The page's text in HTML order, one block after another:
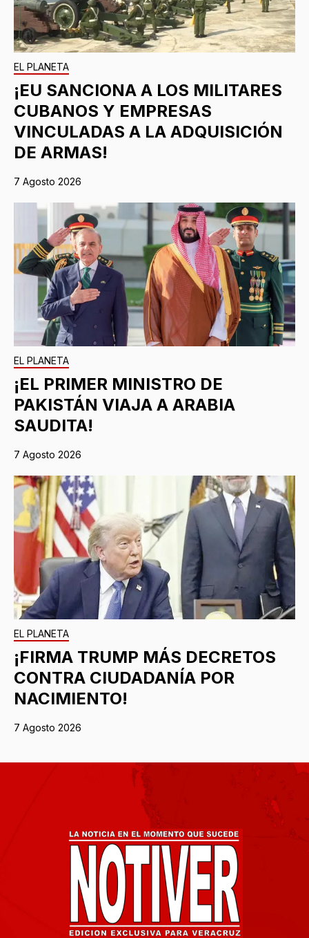
EL PLANETA
¡EU SANCIONA A LOS MILITARES
CUBANOS Y EMPRESAS
VINCULADAS A LA ADQUISICIÓN
DE ARMAS!
7 Agosto 2026
EL PLANETA
¡EL PRIMER MINISTRO DE
PAKISTÁN VIAJA A ARABIA
SAUDITA!
7 Agosto 2026
EL PLANETA
¡FIRMA TRUMP MÁS DECRETOS
CONTRA CIUDADANÍA POR
NACIMIENTO!
7 Agosto 2026